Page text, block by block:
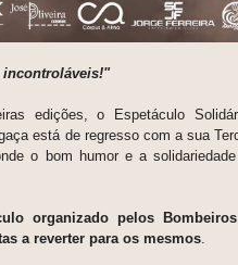
incontroláveis!"
edições, o Espetáculo
está de regresso com a sua
o bom humor e a
organizado pelos
a reverter para os mesmos